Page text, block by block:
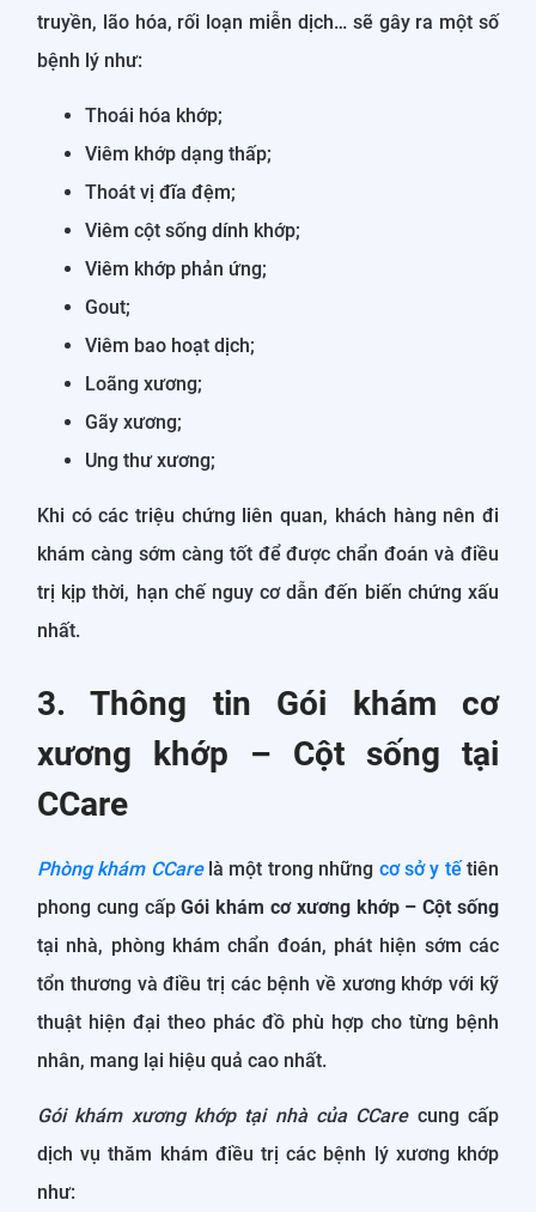
truyền, lão hóa, rối loạn miễn dịch… sẽ gây ra một số
bệnh lý như:
Thoái hóa khớp;
Viêm khớp dạng thấp;
Thoát vị đĩa đệm;
Viêm cột sống dính khớp;
Viêm khớp phản ứng;
Gout;
Viêm bao hoạt dịch;
Loãng xương;
Gãy xương;
Ung thư xương;
Khi có các triệu chứng liên quan, khách hàng nên đi
khám càng sớm càng tốt để được chẩn đoán và điều
trị kịp thời, hạn chế nguy cơ dẫn đến biến chứng xấu
nhất.
3. Thông tin Gói khám cơ
xương khớp – Cột sống tại
CCare
Phòng khám CCarelà một trong những cơ sở y tếtiên
phong cung cấpGói khám cơ xương khớp – Cột sống
tại nhà, phòng khám chẩn đoán, phát hiện sớm các
tổn thương và điều trị các bệnh về xương khớp với kỹ
thuật hiện đại theo phác đồ phù hợp cho từng bệnh
nhân, mang lại hiệu quả cao nhất.
Gói khám xương khớp tại nhà của CCarecung cấp
dịch vụ thăm khám điều trị các bệnh lý xương khớp
như: